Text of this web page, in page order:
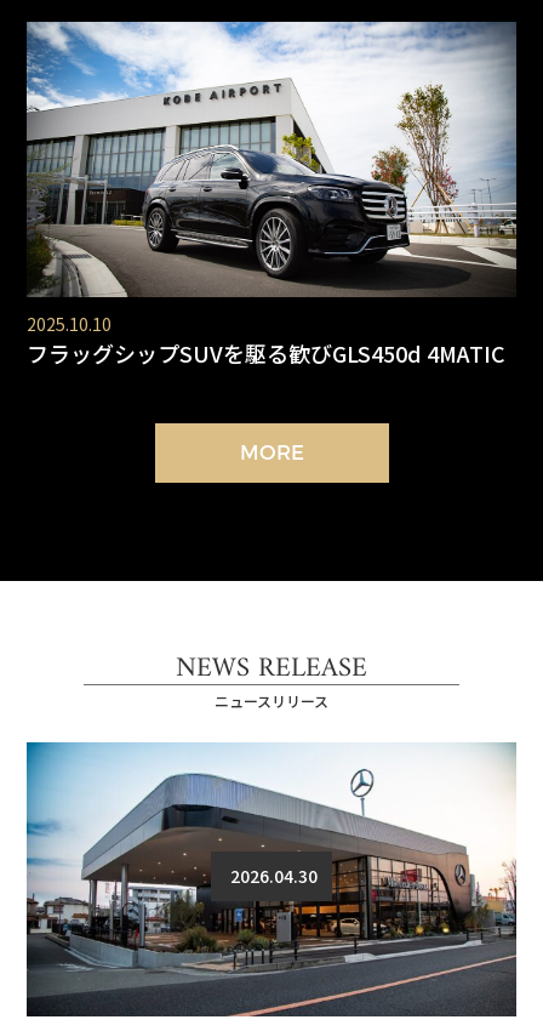
2025.10.10
フラッグシップSUVを駆る歓びGLS450d 4MATIC
MORE
NEWS RELEASE
ニュースリリース
2026.04.30